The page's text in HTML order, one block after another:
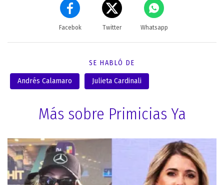
Facebok Twitter Whatsapp
SE HABLÓ DE
Andrés Calamaro Julieta Cardinali
Más sobre Primicias Ya